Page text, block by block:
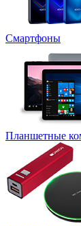
Смартфоны
Планшетные